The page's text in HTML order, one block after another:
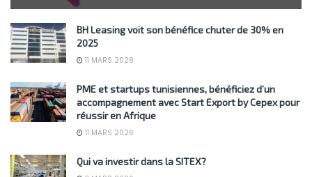
MindState AI: créer une IA souveraine et sur mesure
pour les entreprises
11 MARS 2026
BH Leasing voit son bénéfice chuter de 30% en
2025